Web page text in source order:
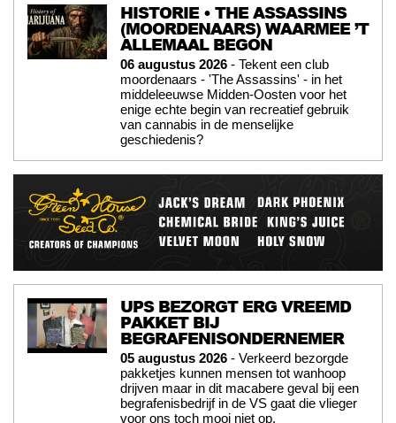
HISTORIE • THE ASSASSINS
(MOORDENAARS) WAARMEE ’T
ALLEMAAL BEGON
06 augustus 2026 - Tekent een club
moordenaars - 'The Assassins' - in het
middeleeuwse Midden-Oosten voor het
enige echte begin van recreatief gebruik
van cannabis in de menselijke
geschiedenis?
UPS BEZORGT ERG VREEMD
PAKKET BIJ
BEGRAFENISONDERNEMER
05 augustus 2026 - Verkeerd bezorgde
pakketjes kunnen mensen tot wanhoop
drijven maar in dit macabere geval bij een
begrafenisbedrijf in de VS gaat die vlieger
voor ons toch mooi niet op.